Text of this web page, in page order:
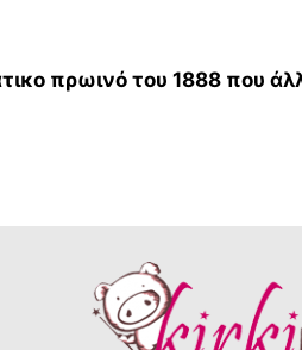
πρωινό του 1888 που